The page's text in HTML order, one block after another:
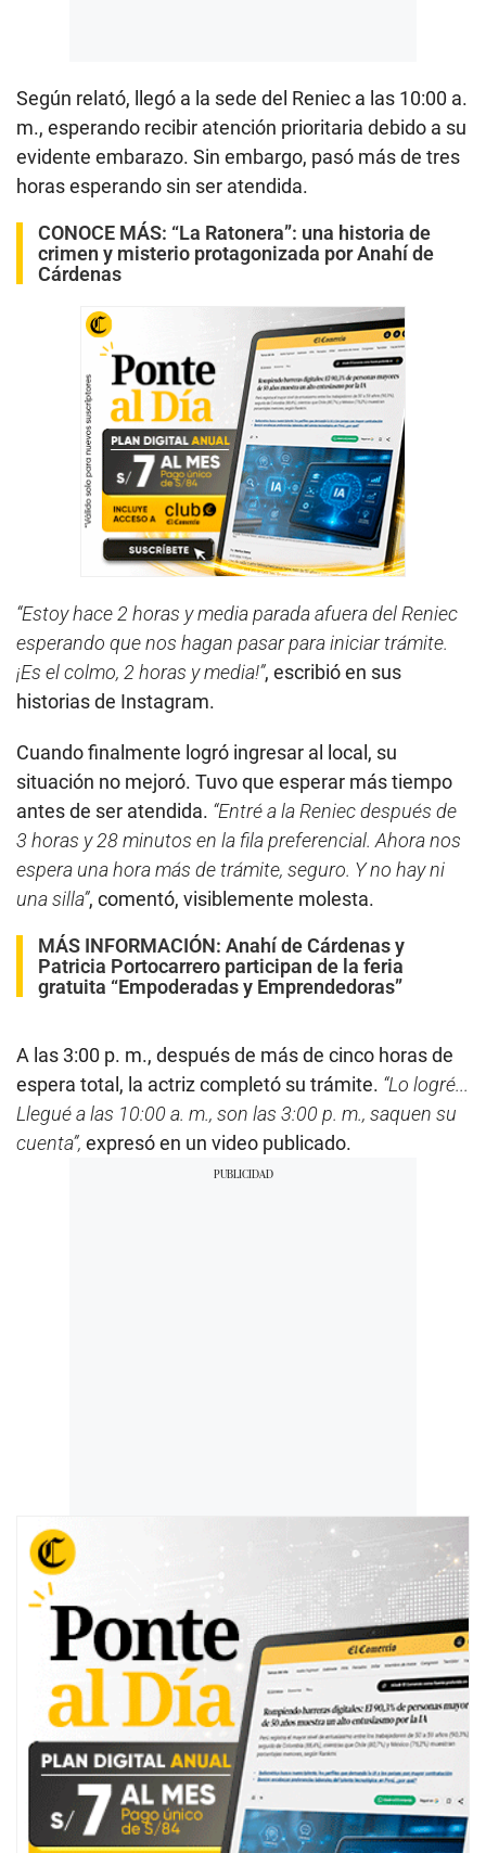
Según relató, llegó a la sede del Reniec a las 10:00 a.
m., esperando recibir atención prioritaria debido a su
evidente embarazo. Sin embargo, pasó más de tres
horas esperando sin ser atendida.
CONOCE MÁS: “La Ratonera”: una historia de
crimen y misterio protagonizada por Anahí de
Cárdenas
“Estoy hace 2 horas y media parada afuera del Reniec
esperando que nos hagan pasar para iniciar trámite.
¡Es el colmo, 2 horas y media!”, escribió en sus
historias de Instagram.
Cuando finalmente logró ingresar al local, su
situación no mejoró. Tuvo que esperar más tiempo
antes de ser atendida. “Entré a la Reniec después de
3 horas y 28 minutos en la fila preferencial. Ahora nos
espera una hora más de trámite, seguro. Y no hay ni
una silla”, comentó, visiblemente molesta.
MÁS INFORMACIÓN: Anahí de Cárdenas y
Patricia Portocarrero participan de la feria
gratuita “Empoderadas y Emprendedoras”
A las 3:00 p. m., después de más de cinco horas de
espera total, la actriz completó su trámite. “Lo logré...
Llegué a las 10:00 a. m., son las 3:00 p. m., saquen su
cuenta”, expresó en un video publicado.